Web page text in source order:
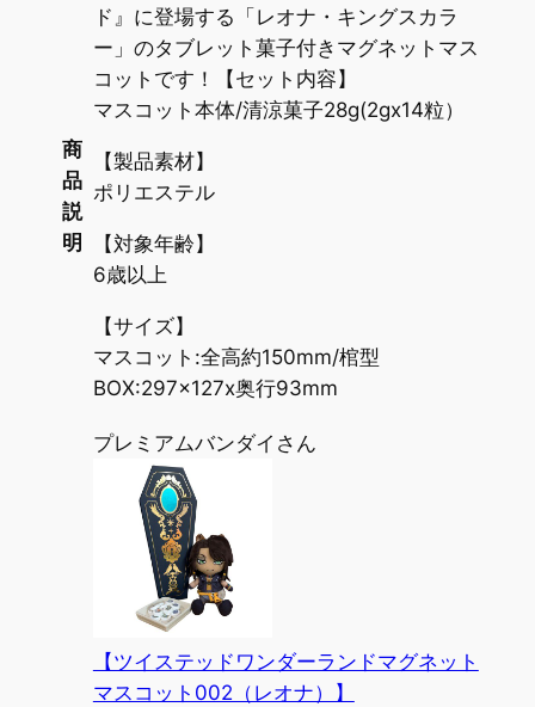
商
品
説
明
ド』に登場する「レオナ・キングスカラ
ー」のタブレット菓子付きマグネットマス
コットです！【セット内容】
マスコット本体/清涼菓子28g(2gx14粒）
【製品素材】
ポリエステル
【対象年齢】
6歳以上
【サイズ】
マスコット:全高約150mm/棺型
BOX:297x127x奥行93mm
プレミアムバンダイさん
【ツイステッドワンダーランドマグネット
マスコット002（レオナ）】